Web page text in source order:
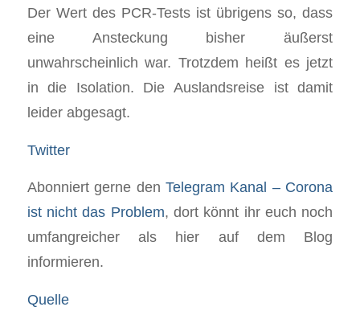
Der Wert des PCR-Tests ist übrigens so, dass
eine Ansteckung bisher äußerst
unwahrscheinlich war. Trotzdem heißt es jetzt
in die Isolation. Die Auslandsreise ist damit
leider abgesagt.
Twitter
Abonniert gerne den Telegram Kanal – Corona
ist nicht das Problem, dort könnt ihr euch noch
umfangreicher als hier auf dem Blog
informieren.
Quelle